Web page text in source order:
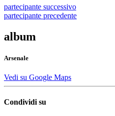
partecipante successivo
partecipante precedente
album
Arsenale
Vedi su Google Maps
Condividi su